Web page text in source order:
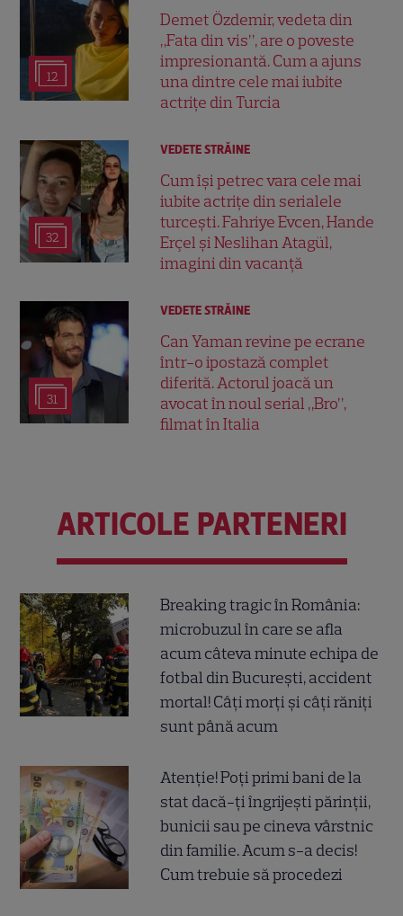
12
Demet Özdemir, vedeta din
„Fata din vis”, are o poveste
impresionantă. Cum a ajuns
una dintre cele mai iubite
actrițe din Turcia
32
VEDETE STRĂINE
Cum își petrec vara cele mai
iubite actrițe din serialele
turcești. Fahriye Evcen, Hande
Erçel și Neslihan Atagül,
imagini din vacanță
31
VEDETE STRĂINE
Can Yaman revine pe ecrane
într-o ipostază complet
diferită. Actorul joacă un
avocat în noul serial „Bro”,
filmat în Italia
ARTICOLE PARTENERI
Breaking tragic în România:
microbuzul în care se afla
acum câteva minute echipa de
fotbal din București, accident
mortal! Câți morți și câți răniți
sunt până acum
Atenție! Poți primi bani de la
stat dacă-ți îngrijești părinții,
bunicii sau pe cineva vârstnic
din familie. Acum s-a decis!
Cum trebuie să procedezi